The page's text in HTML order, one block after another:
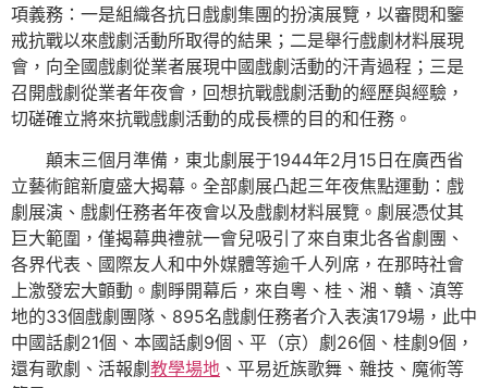
項義務：一是組織各抗日戲劇集團的扮演展覽，以審閱和鑒
戒抗戰以來戲劇活動所取得的結果；二是舉行戲劇材料展現
會，向全國戲劇從業者展現中國戲劇活動的汗青過程；三是
召開戲劇從業者年夜會，回想抗戰戲劇活動的經歷與經驗，
切磋確立將來抗戰戲劇活動的成長標的目的和任務。
顛末三個月準備，東北劇展于1944年2月15日在廣西省
立藝術館新廈盛大揭幕。全部劇展凸起三年夜焦點運動：戲
劇展演、戲劇任務者年夜會以及戲劇材料展覽。劇展憑仗其
巨大範圍，僅揭幕典禮就一會兒吸引了來自東北各省劇團、
各界代表、國際友人和中外媒體等逾千人列席，在那時社會
上激發宏大顫動。劇睜開幕后，來自粵、桂、湘、贛、滇等
地的33個戲劇團隊、895名戲劇任務者介入表演179場，此中
中國話劇21個、本國話劇9個、平（京）劇26個、桂劇9個，
還有歌劇、活報劇 教學場地 、平易近族歌舞、雜技、魔術等